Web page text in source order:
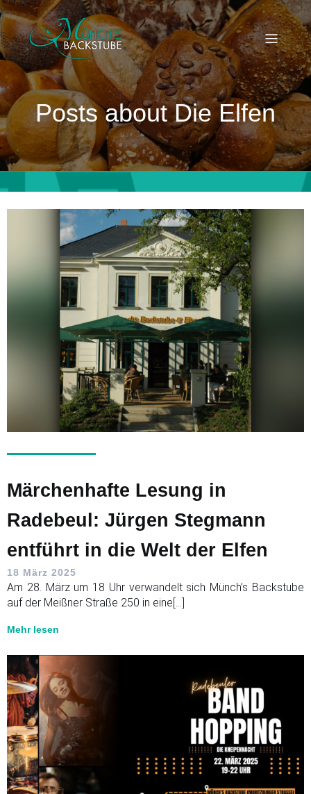
Posts about Die Elfen
Märchenhafte Lesung in
Radebeul: Jürgen Stegmann
entführt in die Welt der Elfen
18 März 2025
Am 28. März um 18 Uhr verwandelt sich Münch’s Backstube
auf der Meißner Straße 250 in eine[…]
Mehr lesen